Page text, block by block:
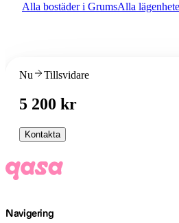
Alla bostäder i GrumsAlla
Nu Tillsvidare
5 200 kr
Kontakta
Navigering